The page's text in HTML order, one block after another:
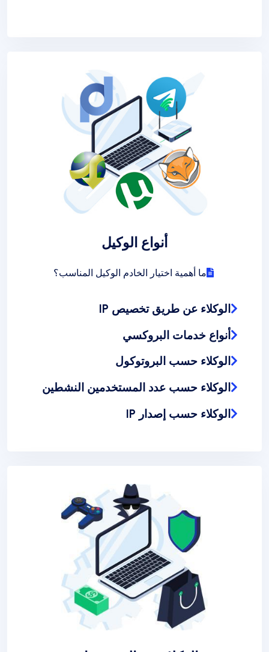
أنواع الوكيل
ما أهمية اختيار الخادم الوكيل المناسب؟
الوكلاء عن طريق تخصيص IP
أنواع خدمات البروكسي
الوكلاء حسب البروتوكول
الوكلاء حسب عدد المستخدمين النشطين
الوكلاء حسب إصدار IP